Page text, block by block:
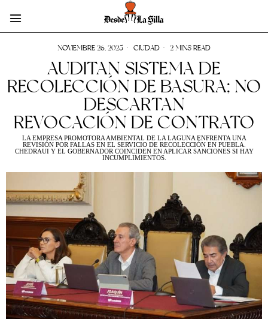
NOVIEMBRE 26, 2025 CIUDAD 2 MINS READ
AUDITAN SISTEMA DE
RECOLECCIÓN DE BASURA; NO
DESCARTAN
REVOCACIÓN DE CONTRATO
LA EMPRESA PROMOTORA AMBIENTAL DE LA LAGUNA ENFRENTA UNA
REVISIÓN POR FALLAS EN EL SERVICIO DE RECOLECCIÓN EN PUEBLA.
CHEDRAUI Y EL GOBERNADOR COINCIDEN EN APLICAR SANCIONES SI HAY
INCUMPLIMIENTOS.